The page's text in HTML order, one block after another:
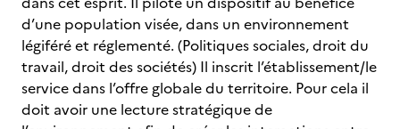
d’une population visée, dans un environnement
légiféré et réglementé. (Politiques sociales, droit du
travail, droit des sociétés) Il inscrit l’établissement/le
service dans l’offre globale du territoire. Pour cela il
doit avoir une lecture stratégique de